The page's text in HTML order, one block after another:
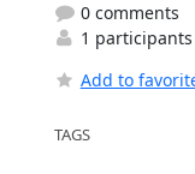
0 comments
1 participants
Add to
TAGS